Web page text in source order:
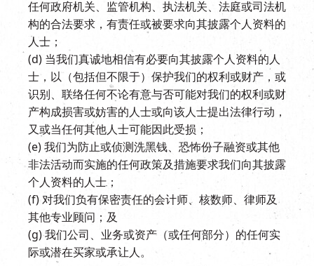
任何政府机关、监管机构、执法机关、法庭或司法机
构的合法要求，有责任或被要求向其披露个人资料的
人士；
(d) 当我们真诚地相信有必要向其披露个人资料的人
士，以（包括但不限于）保护我们的权利或财产，或
识别、联络任何不论有意与否可能对我们的权利或财
产构成损害或妨害的人士或向该人士提出法律行动，
又或当任何其他人士可能因此受损；
(e) 我们为防止或侦测洗黑钱、恐怖份子融资或其他
非法活动而实施的任何政策及措施要求我们向其披露
个人资料的人士；
(f) 对我们负有保密责任的会计师、核数师、律师及
其他专业顾问；及
(g) 我们公司、业务或资产（或任何部分）的任何实
际或潜在买家或承让人。